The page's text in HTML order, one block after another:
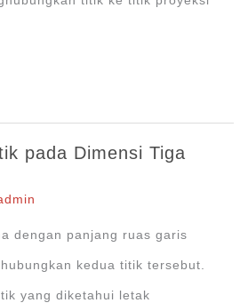
pada Dimensi Tiga
dengan panjang ruas garis
kedua titik tersebut.
yang diketahui letak